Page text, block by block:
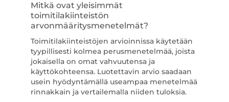
Mitkä ovat yleisimmät
toimitilakiinteistön
arvonmääritysmenetelmät?
Toimitilakiinteistöjen arvioinnissa käytetään
tyypillisesti kolmea perusmenetelmää, joista
jokaisella on omat vahvuutensa ja
käyttökohteensa. Luotettavin arvio saadaan
usein hyödyntämällä useampaa menetelmää
rinnakkain ja vertailemalla niiden tuloksia.